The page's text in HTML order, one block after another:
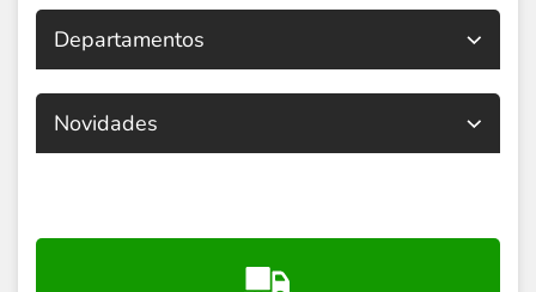
Departamentos
Novidades